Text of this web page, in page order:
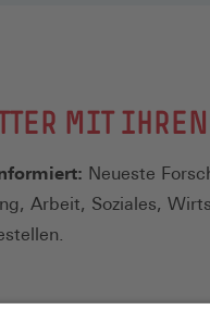
MIT
Neueste
Arbeit, Soziales,